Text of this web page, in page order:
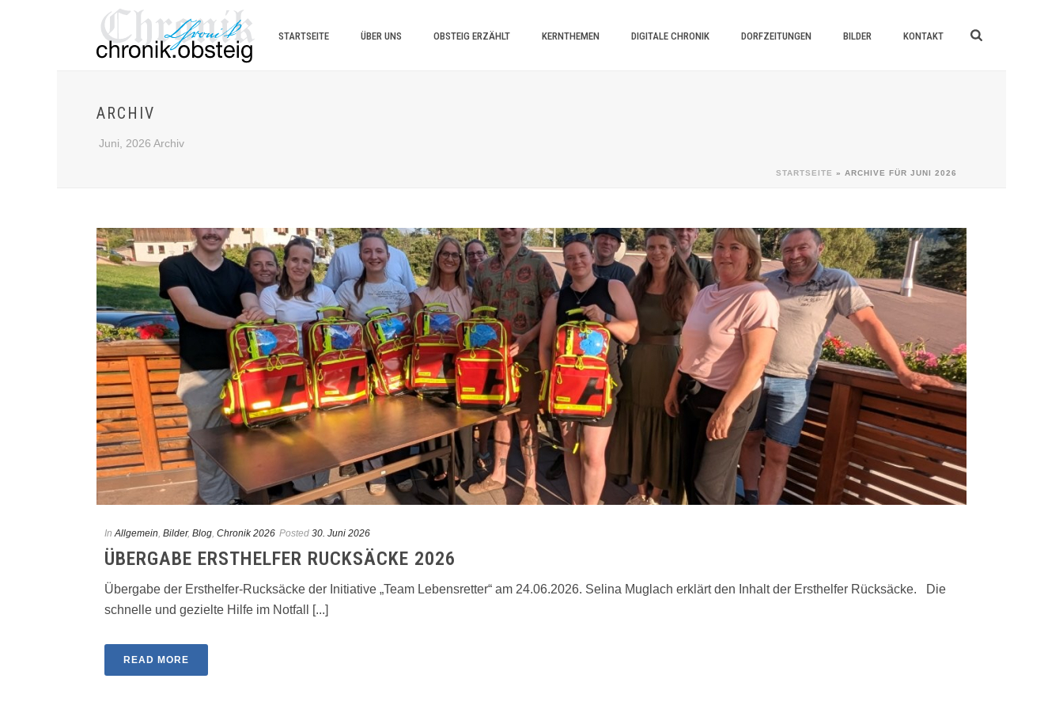
STARTSEITE ÜBER UNS OBSTEIG ERZÄHLT KERNTHEMEN DIGITALE CHRONIK DORFZEITUNGEN BILDER KONTAKT
ARCHIV
Juni, 2026 Archiv
STARTSEITE » ARCHIVE FÜR JUNI 2026
In Allgemein, Bilder, Blog, Chronik 2026 Posted 30. Juni 2026
ÜBERGABE ERSTHELFER RUCKSÄCKE 2026
Übergabe der Ersthelfer-Rucksäcke der Initiative „Team Lebensretter“ am 24.06.2026. Selina Muglach erklärt den Inhalt der Ersthelfer Rücksäcke. Die
schnelle und gezielte Hilfe im Notfall [...]
READ MORE